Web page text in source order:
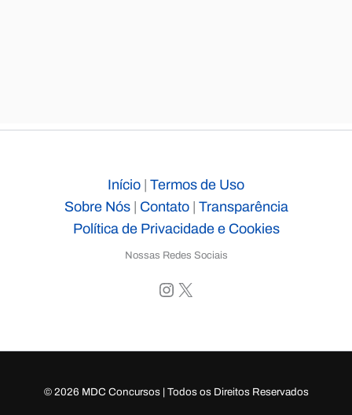
Início | Termos de Uso
Sobre Nós| Contato| Transparência
Política de Privacidade e Cookies
Nossas Redes Sociais
Instagram
X
© 2026 MDC Concursos | Todos os Direitos Reservados